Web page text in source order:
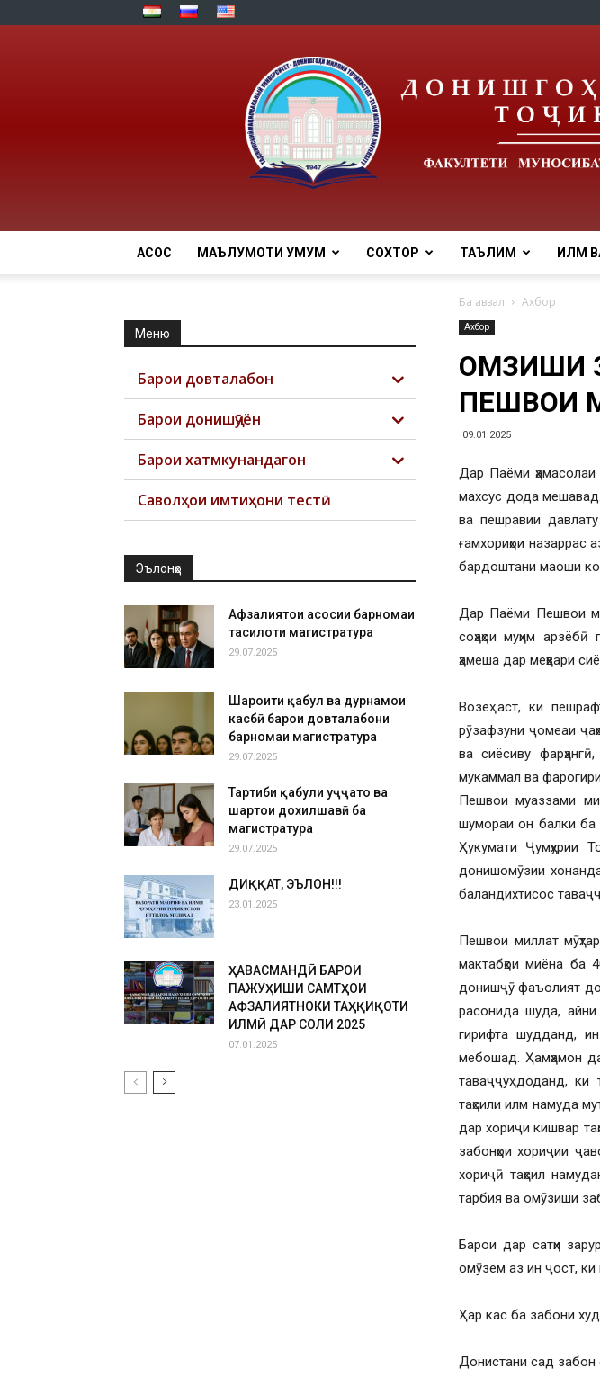
АСОСӢ МАЪЛУМОТИ УМУМӢ СОХТОР ТАЪЛИМ ИЛМ
Ба аввал Ахбор
Ахбор
ОМӮЗИШИ
ПЕШВОИ
09.01.2025
Дар Паёми
махсус дода
ва пешравии
ғамхориҳои
бардоштани маоши
Дар Паёми Пешвои
соҳаҳои муҳим
ҳамеша дар меҳвари
Возеҳ аст, ки
рӯзафзуни ҷомеаи
ва сиёсиву
мукаммал ва
Пешвои муаззами
шумораи он балки ба
Ҳукумати Ҷумҳурии
донишомӯзии
баландихтисос
Пешвои миллат
мактабҳои миёна ба
донишҷӯ фаъолият
расонида шуда,
гирифта шудданд, ин
мебошад. Ҳамҳамон
таваҷҷуҳ доданд, ки
таҳсили илм намуда
дар хориҷи кишвар
забонҳои хориҷии
хориҷӣ таҳсил
тарбия ва омӯзиши
Барои дар сатҳи
омӯзем аз ин ҷост, ки
Ҳар кас ба забони
Донистани сад забон
Меню
Барои довталабон
Барои донишҷӯён
Барои хатмкунандагон
Саволҳои имтиҳони тестӣ
Эълонҳо
Афзалиятҳои асосии барномаи
таҳсилоти магистратура
29.07.2025
Шароити қабул ва дурнамои
касбӣ барои довталабони
барномаи магистратура
29.07.2025
Тартиби қабули ҳуҷҷатҳо ва
шартҳои дохилшавӣ ба
магистратура
29.07.2025
ДИҚҚАТ, ЭЪЛОН!!!
23.01.2025
ҲАВАСМАНДӢ БАРОИ
ПАЖУҲИШИ САМТҲОИ
АФЗАЛИЯТНОКИ ТАҲҚИҚОТИ
ИЛМӢ ДАР СОЛИ 2025
07.01.2025